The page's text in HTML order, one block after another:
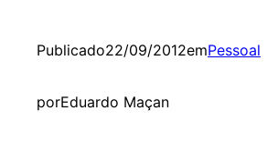
Publicado22/09/2012emPessoal
porEduardo Maçan